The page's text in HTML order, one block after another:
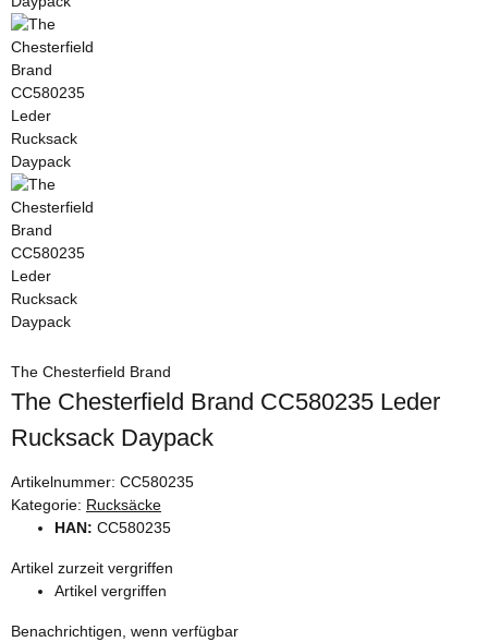
The Chesterfield Brand
The Chesterfield Brand CC580235 Leder
Rucksack Daypack
Artikelnummer: CC580235
Kategorie: Rucksäcke
HAN: CC580235
Artikel zurzeit vergriffen
Artikel vergriffen
Benachrichtigen, wenn verfügbar